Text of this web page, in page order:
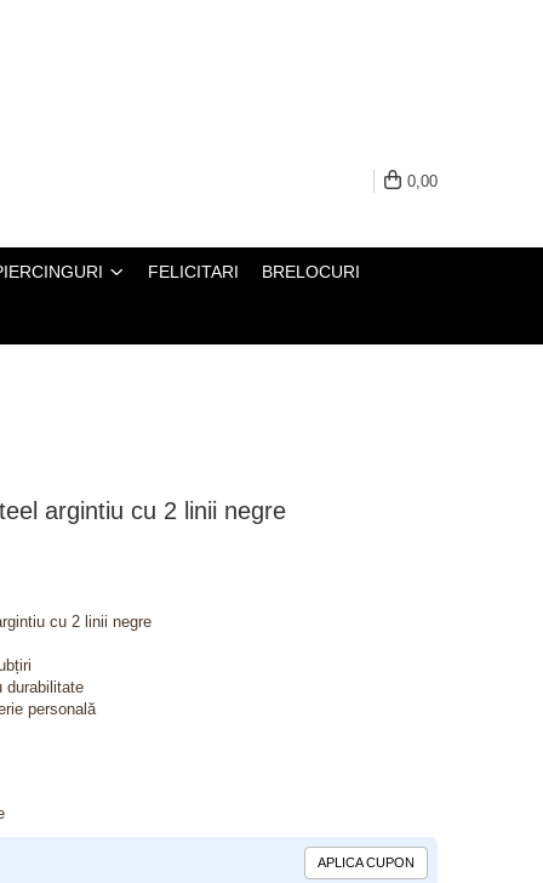
0,00
FELICITARI BRELOCURI
argintiu cu 2 linii negre
cu 2 linii negre
durabilitate
personală
APLICA CUPON